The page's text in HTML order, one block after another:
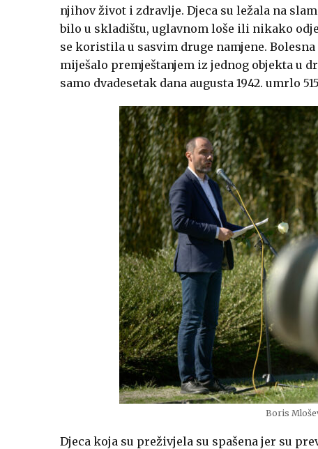
njihov život i zdravlje. Djeca su ležala na
bilo u skladištu, uglavnom loše ili nikako
se koristila u sasvim druge namjene.
miješalo premještanjem iz jednog objekta u
samo dvadesetak dana augusta 1942. umrlo
Boris
Djeca koja su preživjela su spašena jer su